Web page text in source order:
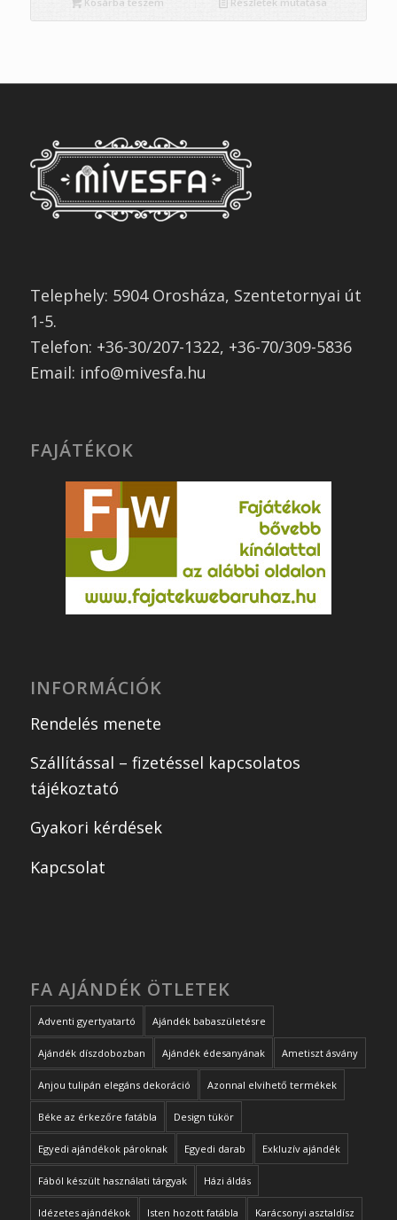
Telephely: 5904 Orosháza, Szentetornyai út
1-5.
Telefon: +36-30/207-1322, +36-70/309-5836
Email: info@mivesfa.hu
FAJÁTÉKOK
INFORMÁCIÓK
Rendelés menete
Szállítással – fizetéssel kapcsolatos
tájékoztató
Gyakori kérdések
Kapcsolat
FA AJÁNDÉK ÖTLETEK
Adventi gyertyatartó Ajándék babaszületésre
Ajándék díszdobozban Ajándék édesanyának Ametiszt ásvány
Anjou tulipán elegáns dekoráció Azonnal elvihető termékek
Béke az érkezőre fatábla Design tükör
Egyedi ajándékok pároknak Egyedi darab Exkluzív ajándék
Fából készült használati tárgyak Házi áldás
Idézetes ajándékok Isten hozott fatábla Karácsonyi asztaldísz